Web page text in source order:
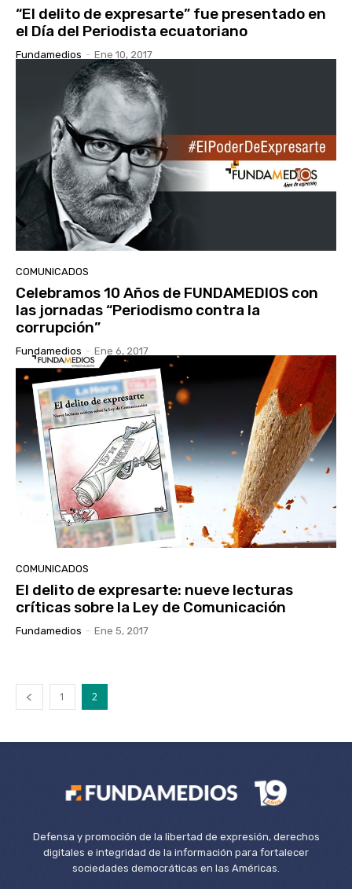
“El delito de expresarte” fue presentado en
el Día del Periodista ecuatoriano
Fundamedios - Ene 10, 2017
COMUNICADOS
Celebramos 10 Años de FUNDAMEDIOS con
las jornadas “Periodismo contra la
corrupción”
Fundamedios - Ene 6, 2017
COMUNICADOS
El delito de expresarte: nueve lecturas
críticas sobre la Ley de Comunicación
Fundamedios - Ene 5, 2017
1 2
Defensa y promoción de la libertad de expresión, derechos
digitales e integridad de la información para fortalecer
sociedades democráticas en las Américas.